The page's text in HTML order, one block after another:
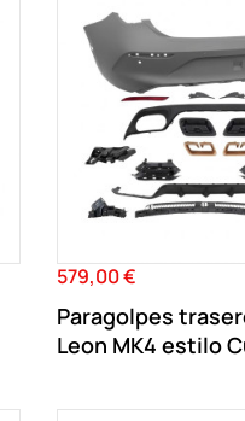
Precio
579,00 €
Paragolpes
Leon MK4 estilo